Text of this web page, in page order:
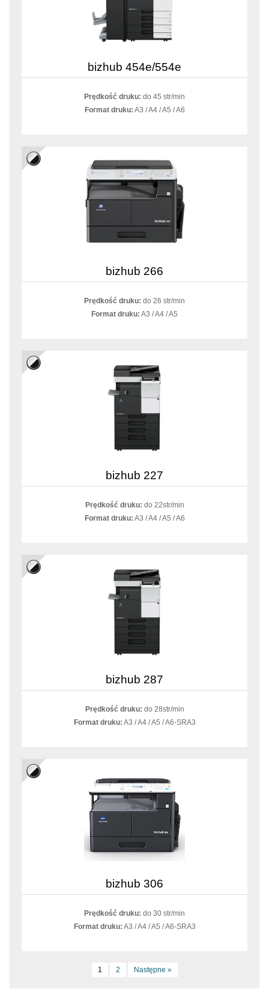
bizhub 454e/554e
Prędkość druku: do 45 str/min
Format druku: A3 / A4 / A5 / A6
bizhub 266
Prędkość druku: do 26 str/min
Format druku: A3 / A4 / A5
bizhub 227
Prędkość druku: do 22str/min
Format druku: A3 / A4 / A5 / A6
bizhub 287
Prędkość druku: do 28str/min
Format druku: A3 / A4 / A5 / A6-SRA3
bizhub 306
Prędkość druku: do 30 str/min
Format druku: A3 / A4 / A5 / A6-SRA3
1 2 Następne »